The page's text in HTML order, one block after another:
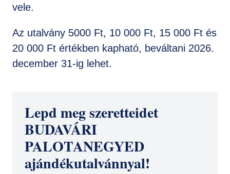
vele.
Az utalvány 5000 Ft, 10 000 Ft, 15 000 Ft és
20 000 Ft értékben kapható, beváltani 2026.
december 31-ig lehet.
Lepd meg szeretteidet
BUDAVÁRI
PALOTANEGYED
ajándékutalvánnyal!